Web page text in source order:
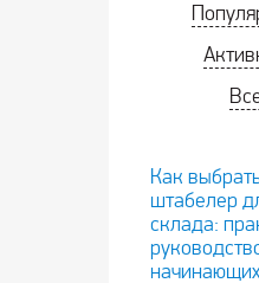
Как
штабелер
склада: